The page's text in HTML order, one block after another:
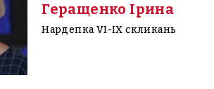
Геращенко Ірина
Нардепка VI-IX скликань